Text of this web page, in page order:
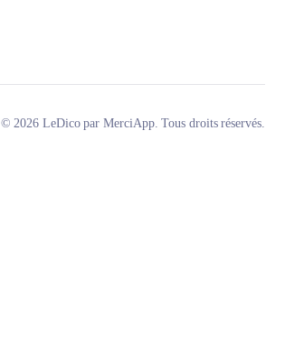
© 2026 LeDico par MerciApp. Tous droits réservés.